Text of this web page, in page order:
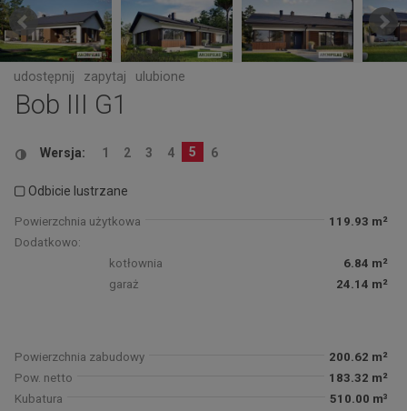
udostępnij zapytaj ulubione
Bob III G1
Wersja: 1 2 3 4 5 6
Odbicie lustrzane
Powierzchnia użytkowa
119.93 m²
Dodatkowo:
kotłownia
6.84 m²
garaż
24.14 m²
Powierzchnia zabudowy
200.62 m²
Pow. netto
183.32 m²
Kubatura
510.00 m³